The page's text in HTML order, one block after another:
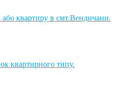
квартиру в смт.Вендичани.
квартирного типу.